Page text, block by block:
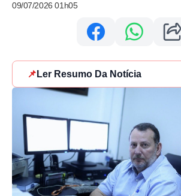
09/07/2026 01h05
📌 Ler Resumo Da Notícia